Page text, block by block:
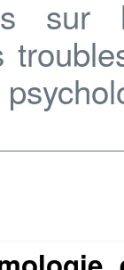
sur